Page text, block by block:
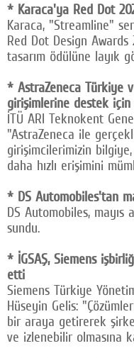
* Karaca'ya Red Dot
Karaca, "Streamline"
Red Dot Design Awards
tasarım ödülüne layık
* AstraZeneca Türkiye
girişimlerine destek
İTÜ ARI Teknokent
"AstraZeneca ile
girişimcilerimizin
daha hızlı erişimini
* DS Automobiles'tan
DS Automobiles, mayıs
sundu.
* İGSAŞ, Siemens
etti
Siemens Türkiye
Hüseyin Gelis:
bir araya getirerek
ve izlenebilir olmasına